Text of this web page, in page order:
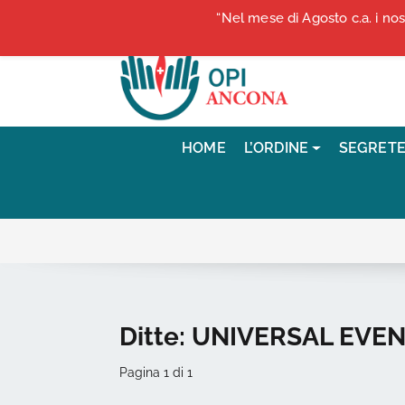
HOME L’ORDINE
Ditte: UNIVERSAL
Pagina 1 di 1
“Nel mese di Agosto c.a. i